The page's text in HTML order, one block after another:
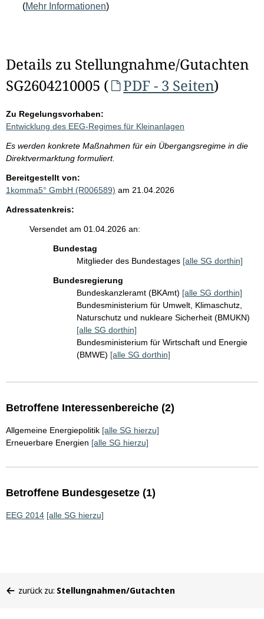
(Mehr Informationen)
Details zu Stellungnahme/Gutachten
SG2604210005 (
PDF - 3 Seiten)
Zu Regelungsvorhaben:
Entwicklung des EEG-Regimes für Kleinanlagen
Es werden konkrete Maßnahmen für ein Übergangsregime in die
Direktvermarktung formuliert.
Bereitgestellt von:
1komma5° GmbH (R006589) am 21.04.2026
Adressatenkreis:
Versendet am 01.04.2026 an:
Bundestag
Mitglieder des Bundestages [alle SG dorthin]
Bundesregierung
Bundeskanzleramt (BKAmt) [alle SG dorthin]
Bundesministerium für Umwelt, Klimaschutz,
Naturschutz und nukleare Sicherheit (BMUKN)
[alle SG dorthin]
Bundesministerium für Wirtschaft und Energie
(BMWE) [alle SG dorthin]
Betroffene Interessenbereiche (2)
Allgemeine Energiepolitik [alle SG hierzu]
Erneuerbare Energien [alle SG hierzu]
Betroffene Bundesgesetze (1)
EEG 2014 [alle SG hierzu]
befinden
zurück zu: Stellungnahmen/Gutachten